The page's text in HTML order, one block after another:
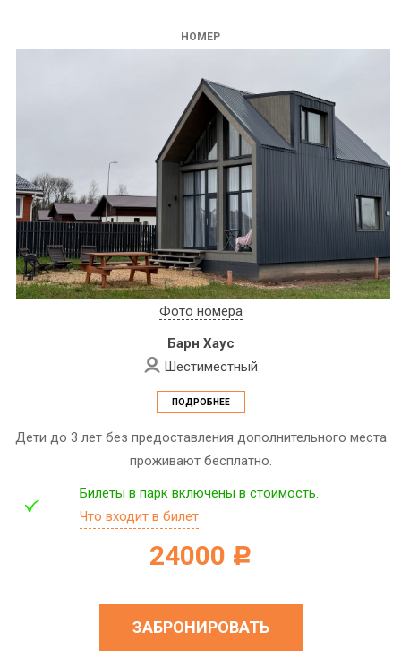
НОМЕР
Фото номера
Барн Хаус
Шестиместный
ПОДРОБНЕЕ
Дети до 3 лет без предоставления дополнительного места
проживают бесплатно.
Билеты в парк включены в стоимость.
Что входит в билет
24000 c
ЗАБРОНИРОВАТЬ